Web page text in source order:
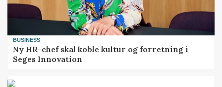
BUSINESS
Ny HR-chef skal koble kultur og forretning i
Seges Innovation